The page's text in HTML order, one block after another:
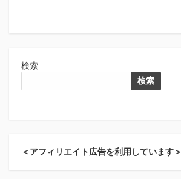
検索
検索
＜アフィリエイト広告を利用しています＞